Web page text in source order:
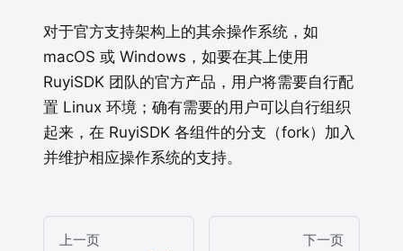
对于官方支持架构上的其余操作系统，如
macOS 或 Windows，如要在其上使用
RuyiSDK 团队的官方产品，用户将需要自行配
置 Linux 环境；确有需要的用户可以自行组织
起来，在 RuyiSDK 各组件的分支（fork）加入
并维护相应操作系统的支持。
上一页 下一页